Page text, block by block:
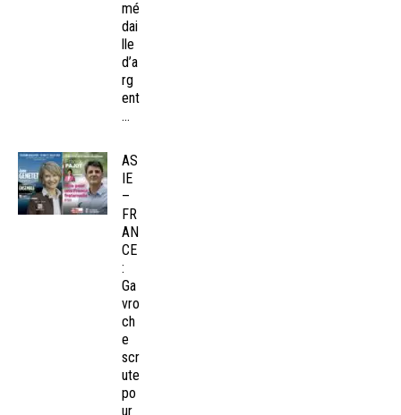
mé
dai
lle
d’a
rg
ent
...
AS
IE
–
FR
AN
CE
:
Ga
vro
ch
e
scr
ute
po
ur